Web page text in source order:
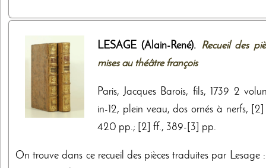
LESAGE (Alain-René). Recueil des
mises au théâtre françois
Paris, Jacques Barois, fils, 1739 2
in-12, plein veau, dos ornés à nerfs,
420 pp.; [2] ff., 389-[3] pp.
On trouve dans ce recueil des pièces traduites par Lesage